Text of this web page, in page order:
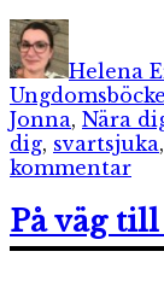
Författare
Helena
Jonna, Nära
dig, svartsjuka,
kommentartill
dig
På väg